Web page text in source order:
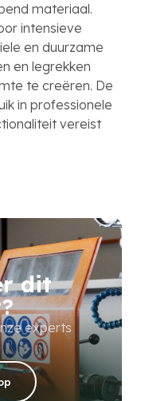
materiaal.
intensieve
en duurzame
en legrekken
te creëren. De
in professionele
vereist
dit
experts